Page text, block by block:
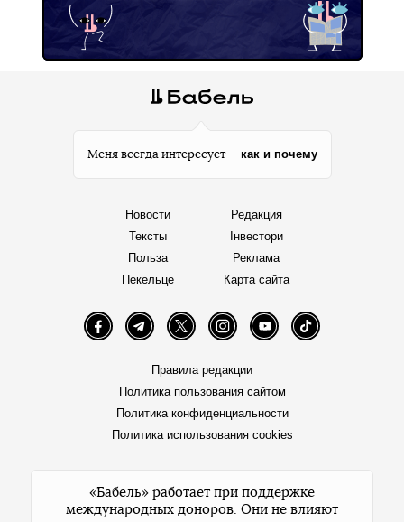
Меня всегда интересует — как и почему
Новости
Тексты
Польза
Пекельце
Редакция
Інвестори
Реклама
Карта сайта
FacebookTelegramTwitter InstagramYouTube TikTok
Правила редакции
Политика пользования сайтом
Политика конфиденциальности
Политика использования cookies
«Бабель» работает при поддержке
международных доноров. Они не влияют